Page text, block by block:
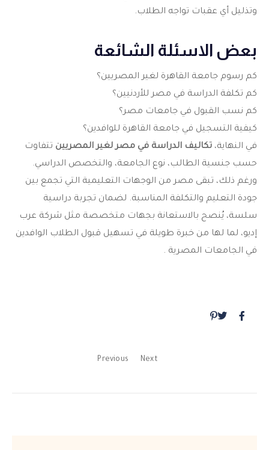
وتذليل أي عقبات تواجه الطلاب.
بعض الاسئلة الشائعة
كم رسوم جامعة القاهرة لغير المصريين؟
كم تكلفة الدراسة في مصر للأردنيين؟
كم نسب القبول في جامعات مصر؟
كيفية التسجيل في جامعة القاهرة للوافدين؟
في النهاية، تكاليف الدراسة في مصر لغير المصريين تتفاوت
حسب جنسية الطالب، نوع الجامعة، والتخصص الدراسي.
ورغم ذلك، تبقى مصر من الوجهات التعليمية التي تجمع بين
جودة التعليم والتكلفة المناسبة. لضمان تجربة دراسية
سلسة، يُنصح بالاستعانة بجهات متخصصة مثل شركة عرب
إديو، لما لها من خبرة طويلة في تسهيل قبول الطلاب الوافدين
في الجامعات المصرية .
Previous Next